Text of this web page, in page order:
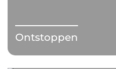
Ontstoppen